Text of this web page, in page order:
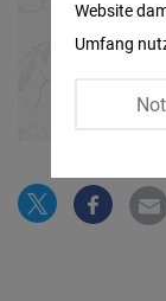
Website
Umfang
Embed